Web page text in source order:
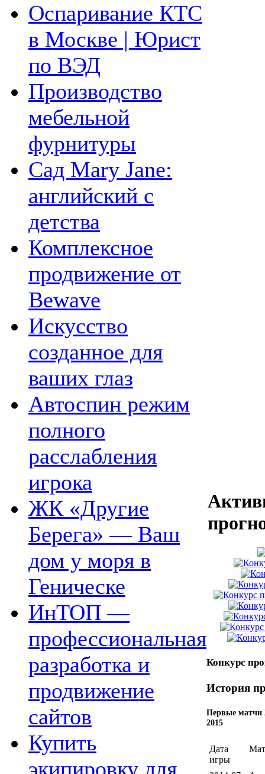
Оспаривание КТС
в Москве | Юрист
по ВЭД
Производство
мебельной
фурнитуры
Сад Mary Jane:
английский с
детства
Комплексное
продвижение от
Bewave
Искусство
созданное для
ваших глаз
Автоспин режим
полного
расслабления
игрока
ЖК «Другие
Берега» — Ваш
дом у моря в
Геническе
ИнТОП —
профессиональная
разработка и
продвижение
сайтов
Купить
экипировку для
Конкурс
История
Первые матчи
2015
Дата
игры